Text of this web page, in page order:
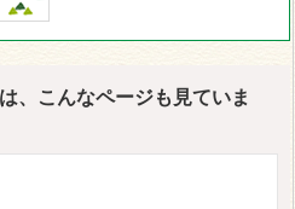
、こんなページも見ていま